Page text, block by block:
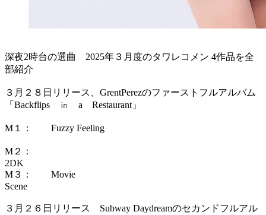
深夜2時台の選曲 2025年３月度のタワレコメン 4作品を全
部紹介
３月２８日リリース、GrentPerezのファーストフルアルバム
「Backflips ㏌ a Restaurant」
M１： Fuzzy Feeling
M２：
M３： Movie
３月２６日リリース Subway Daydreamのセカンドフルアル